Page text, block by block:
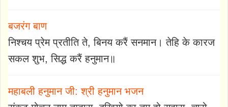
बजरंग बाण
निश्चय प्रेम प्रतीति ते, बिनय करैं सनमान। तेहि के कारज
सकल शुभ, सिद्ध करैं हनुमान॥
महाबली हनुमान जी: श्री हनुमान भजन